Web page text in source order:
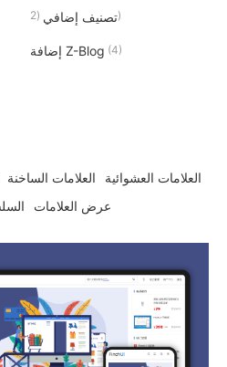
تصنيف إضافي(2)
إضافة Z-Blog (4)
العلامات الساخنة
العلامات العشوائية
عرض العلامات